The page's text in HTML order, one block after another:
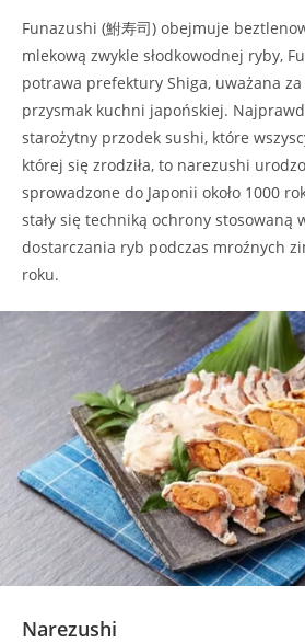
Funazushi (鮒寿司) obejmuje
mlekową zwykle słodkowodnej ryby,
potrawa prefektury Shiga, uważana
przysmak kuchni japońskiej.
starożytny przodek sushi, które
której się zrodziła, to narezushi
sprowadzone do Japonii około 1000
stały się techniką ochrony stosowaną
dostarczania ryb podczas mroźnych
roku.
Narezushi